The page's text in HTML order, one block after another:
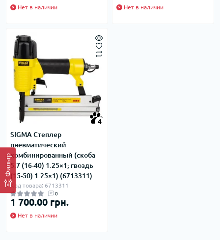
Фильтр
Нет в наличии Нет в наличии
4
SIGMA Степлер
пневматический
комбинированный (скоба
5.7 (16-40) 1.25×1; гвоздь
(15-50) 1.25×1) (6713311)
Код товара: 6713311
0
1 700.00 грн.
Нет в наличии